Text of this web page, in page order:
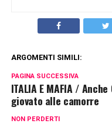
ARGOMENTI SIMILI:
PAGINA SUCCESSIVA
ITALIA E MAFIA /
giovato alle camorre
NON PERDERTI